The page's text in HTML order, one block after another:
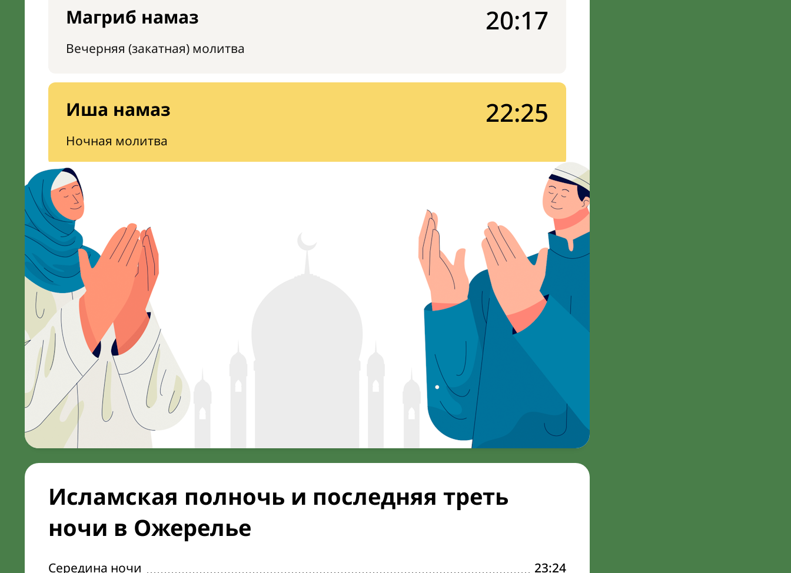
Магриб намаз
Вечерняя (закатная) молитва
20:17
Иша намаз
Ночная молитва
22:25
Исламская полночь и последняя треть
ночи в Ожерелье
Середина ночи
23:24